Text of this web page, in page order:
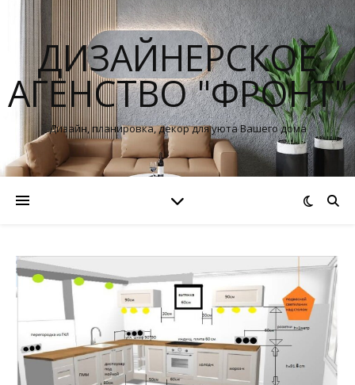
ДИЗАЙНЕРСКОЕ
АГЕНСТВО "ФРОНТ"
Дизайн, планировка, декор для уюта Вашего дома